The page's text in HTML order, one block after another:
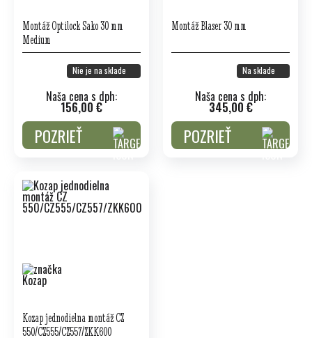
Montáž Optilock Sako 30 mm
Medium
Nie je na sklade
Naša cena s dph:
156,00 €
POZRIEŤ
Montáž Blaser 30 mm
Na sklade
Naša cena s dph:
345,00 €
POZRIEŤ
Kozap jednodielna montáž CZ
550/CZ555/CZ557/ZKK600